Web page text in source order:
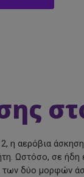
η αερόβια
Ωστόσο, σε
δύο μορφών